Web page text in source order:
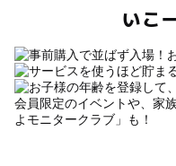
いこ
会員限定のイベントや、家
よモニタークラブ」も！